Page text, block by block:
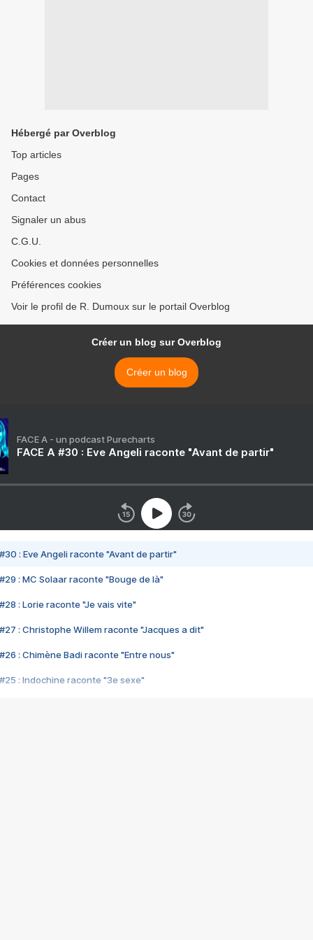
Hébergé par Overblog
Top articles
Pages
Contact
Signaler un abus
C.G.U.
Cookies et données personnelles
Préférences cookies
Voir le profil de R. Dumoux sur le portail Overblog
Créer un blog sur Overblog
Créer un blog
FACE A - un podcast Purecharts
FACE A #30 : Eve Angeli raconte "Avant de partir"
#30 : Eve Angeli raconte "Avant de partir"
#29 : MC Solaar raconte "Bouge de là"
#28 : Lorie raconte "Je vais vite"
#27 : Christophe Willem raconte "Jacques a dit"
#26 : Chimène Badi raconte "Entre nous"
#25 : Indochine raconte "3e sexe"